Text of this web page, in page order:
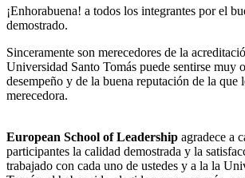
¡Enhorabuena! a todos los integrantes por el
demostrado.
Sinceramente son merecedores de la
Universidad Santo Tomás puede sentirse muy
desempeño y de la buena reputación de la que
merecedora.
European School of Leadership agradece a
participantes la calidad demostrada y la
trabajado con cada uno de ustedes y a la la